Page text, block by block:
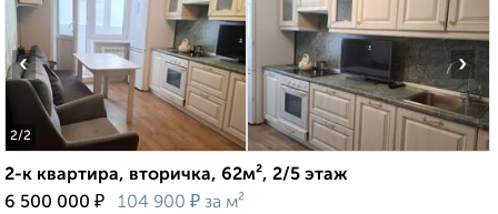
2/2
‹ ›
2-к квартира, вторичка, 62м², 2/5 этаж
6 500 000 ₽ 104 900 ₽ за м²